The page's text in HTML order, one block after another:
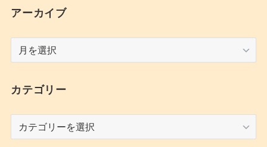
アーカイブ
イ
カテゴリー